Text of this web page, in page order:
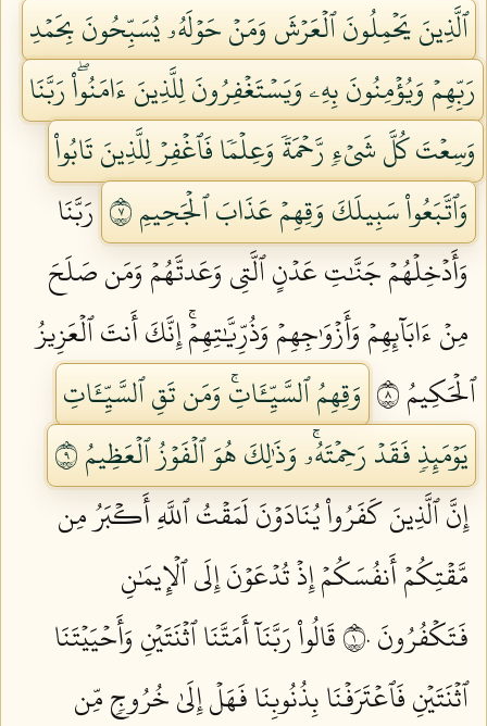
ٱلَّذِينَ يَحۡمِلُونَ ٱلۡعَرۡشَ وَمَنۡ حَوۡلَهُۥ يُسَبِّحُونَ بِحَمۡدِ
رَبِّهِمۡ وَيُؤۡمِنُونَ بِهِۦ وَيَسۡتَغۡفِرُونَ لِلَّذِينَ ءَامَنُواْۖ رَبَّنَا
وَسِعۡتَ كُلَّ شَيۡءٖ رَّحۡمَةٗ وَعِلۡمٗا فَٱغۡفِرۡ لِلَّذِينَ تَابُواْ
وَٱتَّبَعُواْ سَبِيلَكَ وَقِهِمۡ عَذَابَ ٱلۡجَحِيمِ ٧
رَبَّنَا
وَأَدۡخِلۡهُمۡ جَنَّٰتِ عَدۡنٍ ٱلَّتِي وَعَدتَّهُمۡ وَمَن صَلَحَ
مِنۡ ءَابَآئِهِمۡ وَأَزۡوَٰجِهِمۡ وَذُرِّيَّٰتِهِمۡۚ إِنَّكَ أَنتَ ٱلۡعَزِيزُ
ٱلۡحَكِيمُ ٨
وَقِهِمُ ٱلسَّيِّـَٔاتِۚ وَمَن تَقِ ٱلسَّيِّـَٔاتِ
يَوۡمَئِذٖ فَقَدۡ رَحِمۡتَهُۥۚ وَذَٰلِكَ هُوَ ٱلۡفَوۡزُ ٱلۡعَظِيمُ ٩
إِنَّ ٱلَّذِينَ كَفَرُواْ يُنَادَوۡنَ لَمَقۡتُ ٱللَّهِ أَكۡبَرُ مِن
مَّقۡتِكُمۡ أَنفُسَكُمۡ إِذۡ تُدۡعَوۡنَ إِلَى ٱلۡإِيمَٰنِ
فَتَكۡفُرُونَ ١٠
قَالُواْ رَبَّنَآ أَمَتَّنَا ٱثۡنَتَيۡنِ وَأَحۡيَيۡتَنَا
ٱثۡنَتَيۡنِ فَٱعۡتَرَفۡنَا بِذُنُوبِنَا فَهَلۡ إِلَىٰ خُرُوجٖ مِّن